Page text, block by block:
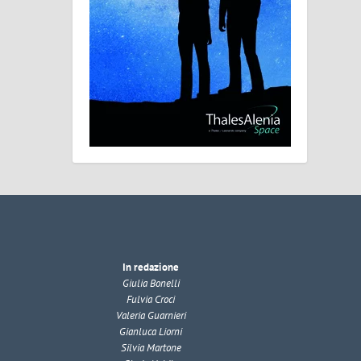
In redazione
Giulia Bonelli
Fulvia Croci
Valeria Guarnieri
Gianluca Liorni
Silvia Martone